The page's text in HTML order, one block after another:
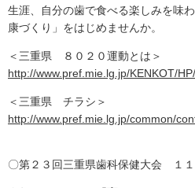
生涯、自分の歯で食べる楽しみを味
康づくり」をはじめませんか。
＜三重県 ８０２０運動とは＞
http://www.pref.mie.lg.jp/KENKOT/
＜三重県 チラシ＞
http://www.pref.mie.lg.jp/common/
〇第２３回三重県歯科保健大会 １１